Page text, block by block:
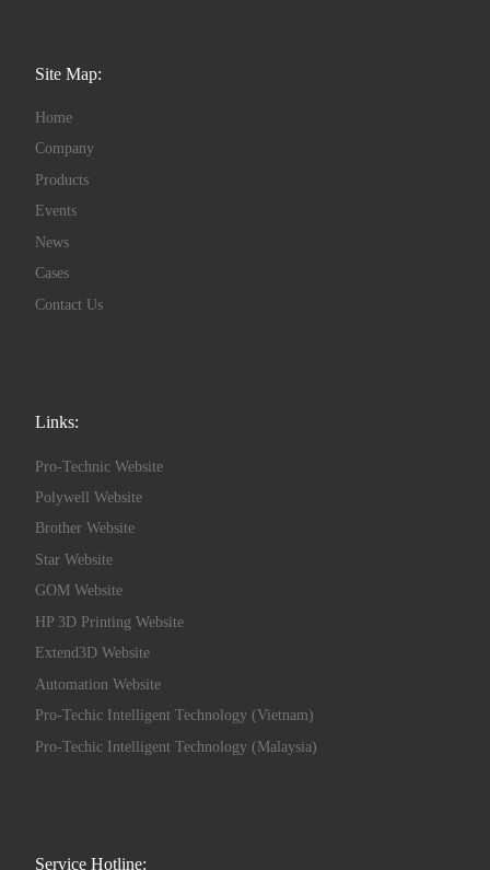
Site Map:
Home
Company
Products
Events
News
Cases
Contact Us
Links:
Pro-Technic Website
Polywell Website
Brother Website
Star Website
GOM Website
HP 3D Printing Website
Extend3D Website
Automation Website
Pro-Techic Intelligent Technology (Vietnam)
Pro-Techic Intelligent Technology (Malaysia)
Service Hotline: